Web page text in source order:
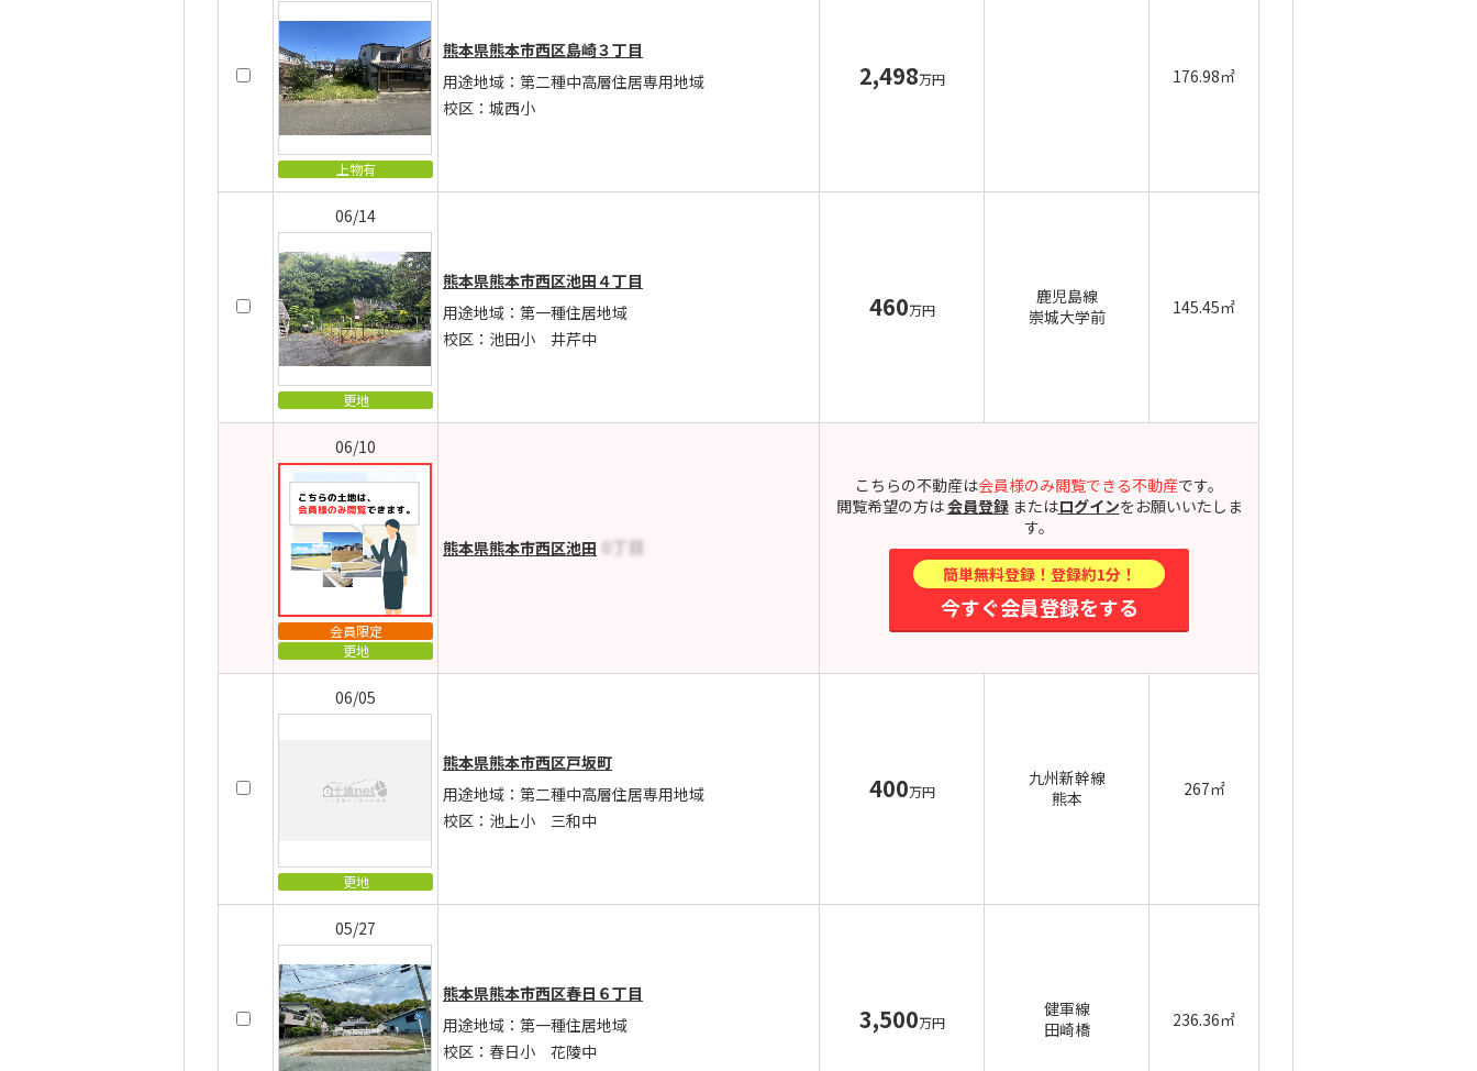
上物有
熊本県熊本市西区島崎３丁目
用途地域：第二種中高層住居専用地域
校区：城西小
2,498万円 176.98㎡
06/14
更地
熊本県熊本市西区池田４丁目
用途地域：第一種住居地域
校区：池田小 井芹中
460万円
鹿児島線
崇城大学前
145.45㎡
06/10
会員限定
更地
熊本県熊本市西区池田
こちらの不動産は会員様のみ閲覧できる不動産です。
閲覧希望の方は会員登録またはログインをお願いいたしま
す。
簡単無料登録！登録約1分！
今すぐ会員登録をする
06/05
更地
熊本県熊本市西区戸坂町
用途地域：第二種中高層住居専用地域
校区：池上小 三和中
400万円
九州新幹線
熊本
267㎡
05/27
熊本県熊本市西区春日６丁目
用途地域：第一種住居地域
校区：春日小 花陵中
3,500万円
健軍線
田崎橋
236.36㎡